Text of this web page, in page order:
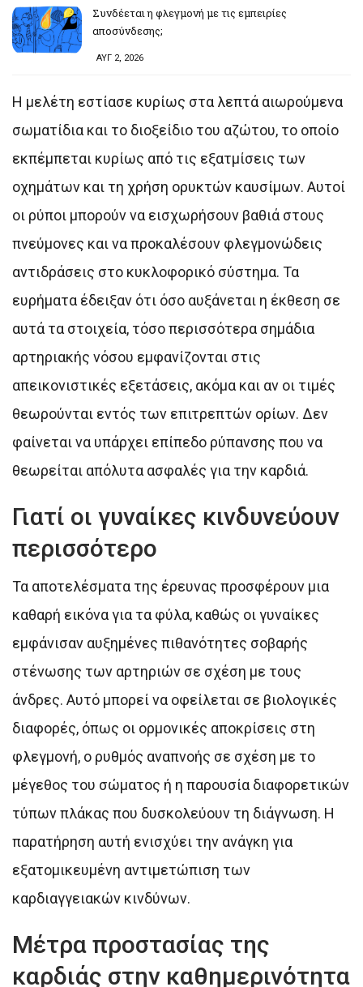
Συνδέεται η φλεγμονή με τις εμπειρίες
αποσύνδεσης;
ΑΥΓ 2, 2026
Η μελέτη εστίασε κυρίως στα λεπτά αιωρούμενα
σωματίδια και το διοξείδιο του αζώτου, το οποίο
εκπέμπεται κυρίως από τις εξατμίσεις των
οχημάτων και τη χρήση ορυκτών καυσίμων. Αυτοί
οι ρύποι μπορούν να εισχωρήσουν βαθιά στους
πνεύμονες και να προκαλέσουν φλεγμονώδεις
αντιδράσεις στο κυκλοφορικό σύστημα. Τα
ευρήματα έδειξαν ότι όσο αυξάνεται η έκθεση σε
αυτά τα στοιχεία, τόσο περισσότερα σημάδια
αρτηριακής νόσου εμφανίζονται στις
απεικονιστικές εξετάσεις, ακόμα και αν οι τιμές
θεωρούνται εντός των επιτρεπτών ορίων. Δεν
φαίνεται να υπάρχει επίπεδο ρύπανσης που να
θεωρείται απόλυτα ασφαλές για την καρδιά.
Γιατί οι γυναίκες κινδυνεύουν
περισσότερο
Τα αποτελέσματα της έρευνας προσφέρουν μια
καθαρή εικόνα για τα φύλα, καθώς οι γυναίκες
εμφάνισαν αυξημένες πιθανότητες σοβαρής
στένωσης των αρτηριών σε σχέση με τους
άνδρες. Αυτό μπορεί να οφείλεται σε βιολογικές
διαφορές, όπως οι ορμονικές αποκρίσεις στη
φλεγμονή, ο ρυθμός αναπνοής σε σχέση με το
μέγεθος του σώματος ή η παρουσία διαφορετικών
τύπων πλάκας που δυσκολεύουν τη διάγνωση. Η
παρατήρηση αυτή ενισχύει την ανάγκη για
εξατομικευμένη αντιμετώπιση των
καρδιαγγειακών κινδύνων.
Μέτρα προστασίας της
καρδιάς στην καθημερινότητα